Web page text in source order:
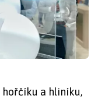
a hliníku,